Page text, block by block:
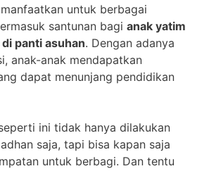
untuk berbagai
santunan bagi anak yatim
panti asuhan. Dengan adanya
anak-anak mendapatkan
dapat menunjang pendidikan
ini tidak hanya dilakukan
saja, tapi bisa kapan saja
untuk berbagi. Dan tentu